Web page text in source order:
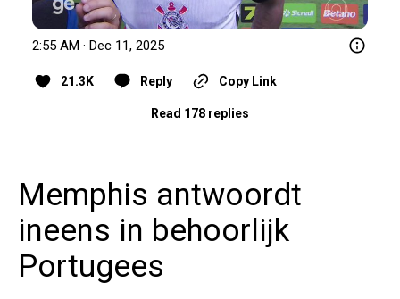
2:55 AM · Dec 11, 2025
21.3K Reply Copy Link
Read 178 replies
Memphis antwoordt
ineens in behoorlijk
Portugees